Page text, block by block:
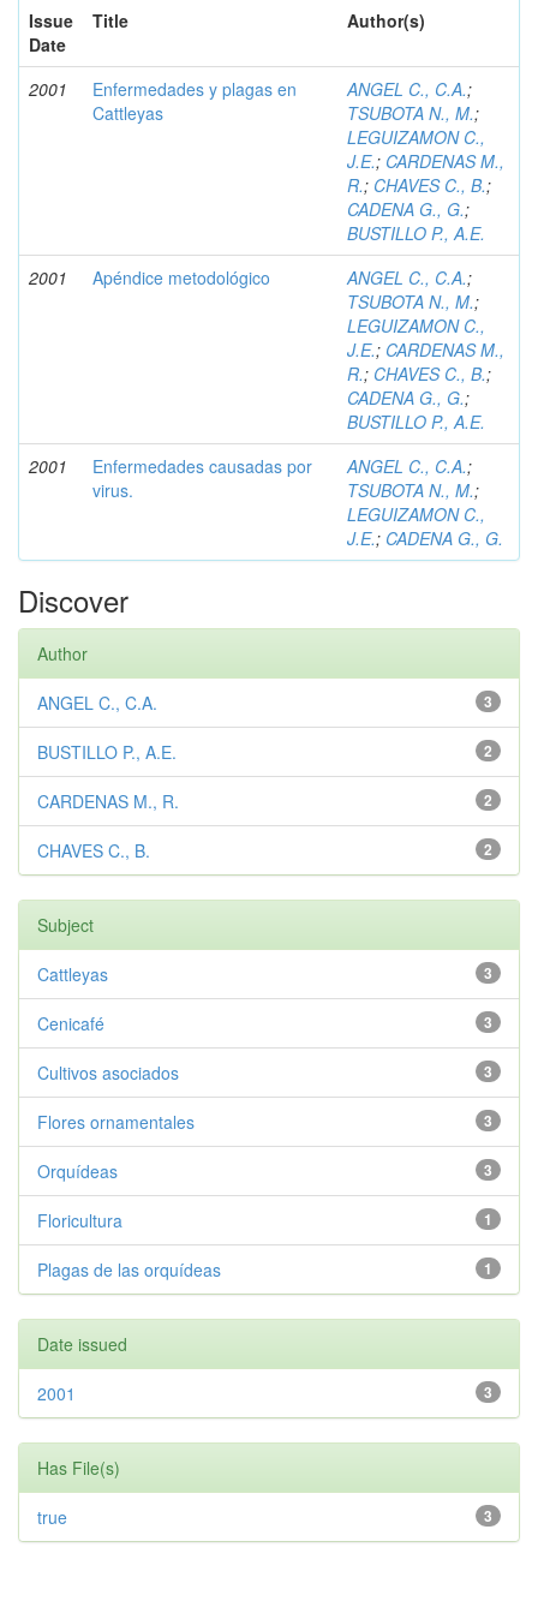
Issue
Date
Title Author(s)
2001
Enfermedades y plagas en
Cattleyas
ANGEL C., C.A.;
TSUBOTA N., M.;
LEGUIZAMON C.,
J.E.; CARDENAS M.,
R.; CHAVES C., B.;
CADENA G., G.;
BUSTILLO P., A.E.
2001
Apéndice metodológico ANGEL C., C.A.;
TSUBOTA N., M.;
LEGUIZAMON C.,
J.E.; CARDENAS M.,
R.; CHAVES C., B.;
CADENA G., G.;
BUSTILLO P., A.E.
2001
Enfermedades causadas por
virus.
ANGEL C., C.A.;
TSUBOTA N., M.;
LEGUIZAMON C.,
J.E.; CADENA G., G.
Discover
Author
3
ANGEL C., C.A.
2
BUSTILLO P., A.E.
2
CARDENAS M., R.
2
CHAVES C., B.
Subject
3
Cattleyas
3
Cenicafé
3
Cultivos asociados
3
Flores ornamentales
3
Orquídeas
1
Floricultura
1
Plagas de las orquídeas
Date issued
3
2001
Has File(s)
3
true